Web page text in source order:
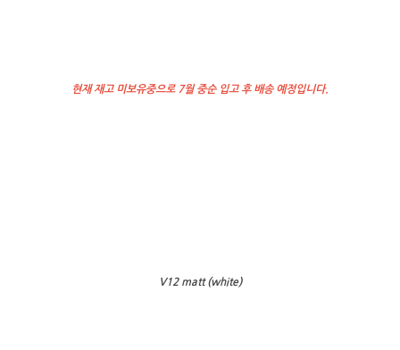
현재 재고 미보유중으로 7월 중순 입고 후 배송 예정입니다.
V12 matt (white)